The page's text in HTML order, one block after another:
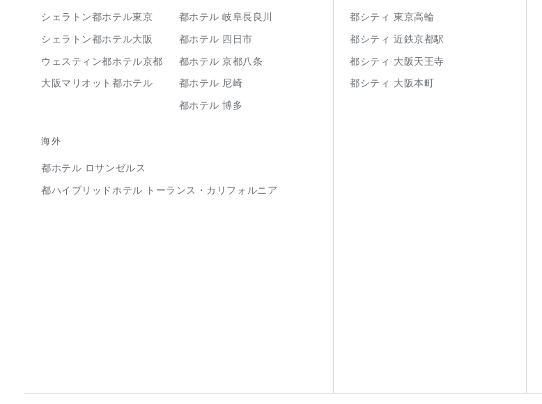
シェラトン都ホテル東京
シェラトン都ホテル大阪
ウェスティン都ホテル京都
大阪マリオット都ホテル
都ホテル 岐阜長良川
都ホテル 四日市
都ホテル 京都八条
都ホテル 尼崎
都ホテル 博多
海外
都ホテル ロサンゼルス
都ハイブリッドホテル トーランス・カリフォルニア
都シティ 東京高輪
都シティ 近鉄京都駅
都シティ 大阪天王寺
都シティ 大阪本町